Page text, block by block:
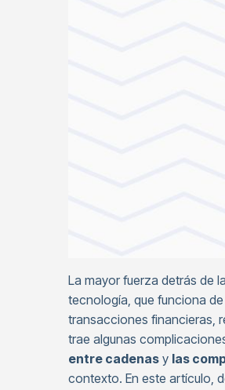
La mayor fuerza detrás de
tecnología, que funciona
transacciones financieras,
trae algunas
entre cadenas y las
contexto. En este artículo,